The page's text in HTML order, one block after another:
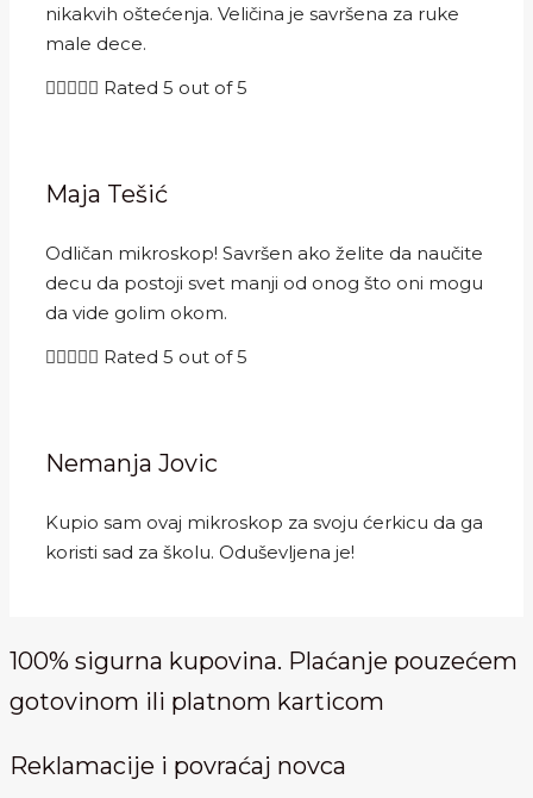
nikakvih oštećenja. Veličina je savršena za ruke
male dece.
 Rated 5 out of 5
Maja Tešić
Odličan mikroskop! Savršen ako želite da naučite
decu da postoji svet manji od onog što oni mogu
da vide golim okom.
 Rated 5 out of 5
Nemanja Jovic
Kupio sam ovaj mikroskop za svoju ćerkicu da ga
koristi sad za školu. Oduševljena je!
100% sigurna kupovina. Plaćanje pouzećem
gotovinom ili platnom karticom
Reklamacije i povraćaj novca